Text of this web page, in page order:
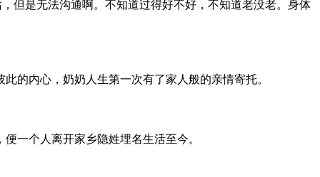
但是无法沟通啊。不知道过得好不好，不知道老没老。身体
的内心，奶奶人生第一次有了家人般的亲情寄托。
一个人离开家乡隐姓埋名生活至今。